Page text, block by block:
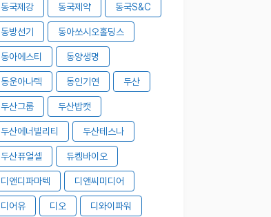
동국제강 동국제약 동국S&C
동방선기 동아쏘시오홀딩스
동아에스티 동양생명
동운아나텍 동인기연 두산
두산그룹 두산밥캣
두산에너빌리티 두산테스나
두산퓨얼셀 듀켐바이오
디앤디파마텍 디앤씨미디어
디어유 디오 디와이파워